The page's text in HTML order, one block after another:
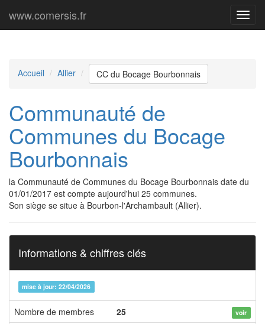
Menu
www.comersis.fr
Accueil Allier CC du Bocage Bourbonnais
Communauté de
Communes du Bocage
Bourbonnais
la Communauté de Communes du Bocage Bourbonnais date du
01/01/2017 est compte aujourd'hui 25 communes.
Son siège se situe à Bourbon-l'Archambault (Allier).
Informations & chiffres clés
mise à jour: 22/04/2026
Nombre de membres 25 voir